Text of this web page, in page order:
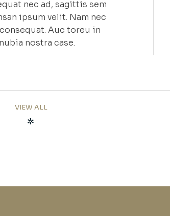
nec ad, sagittis sem
ipsum velit. Nam nec
Auc toreu in
nostra case.
VIEW ALL